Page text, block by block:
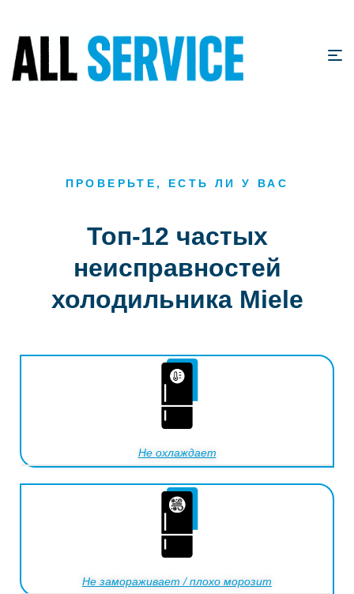
ПРОВЕРЬТЕ, ЕСТЬ ЛИ У ВАС
Топ-12 частых
неисправностей
холодильника Miele
Не охлаждает
Не замораживает / плохо морозит